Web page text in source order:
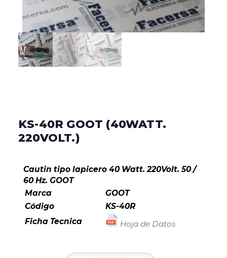
KS-40R GOOT (40WATT.
220VOLT.)
Cautin tipo lapicero 40 Watt. 220Volt. 50 /
60 Hz. GOOT
Marca
GOOT
Código
KS-40R
Ficha Tecnica
Hoja de Datos